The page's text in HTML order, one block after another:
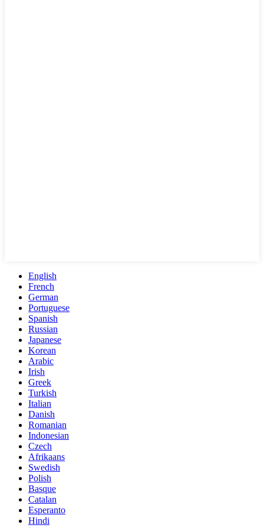
English
French
German
Portuguese
Spanish
Russian
Japanese
Korean
Arabic
Irish
Greek
Turkish
Italian
Danish
Romanian
Indonesian
Czech
Afrikaans
Swedish
Polish
Basque
Catalan
Esperanto
Hindi